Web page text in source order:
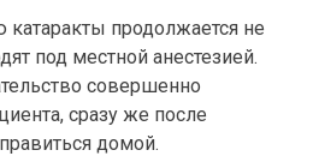
продолжается не
под местной анестезией.
совершенно
сразу же после
домой.